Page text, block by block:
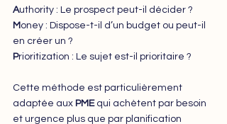
Authority : Le prospect peut-il décider ?
M oney : Dispose-t-il d’un budget ou peut-il
en créer un ?
Prioritization : Le sujet est-il prioritaire ?
Cette méthode est particulièrement
adaptée aux PME qui achètent par besoin
et urgence plus que par planification